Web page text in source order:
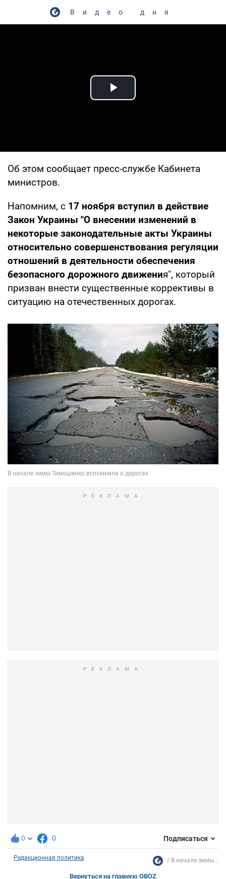
Видео дня
Play Video
Об этом сообщает пресс-службе Кабинета
министров.
Напомним, с 17 ноября вступил в действие
Закон Украины "О внесении изменений в
некоторые законодательные акты Украины
относительно совершенствования регуляции
отношений в деятельности обеспечения
безопасного дорожного движения", который
призван внести существенные коррективы в
ситуацию на отечественных дорогах.
0 0 Подписаться
Редакционная политика В начале зимы...
Вернуться на главную OBOZ